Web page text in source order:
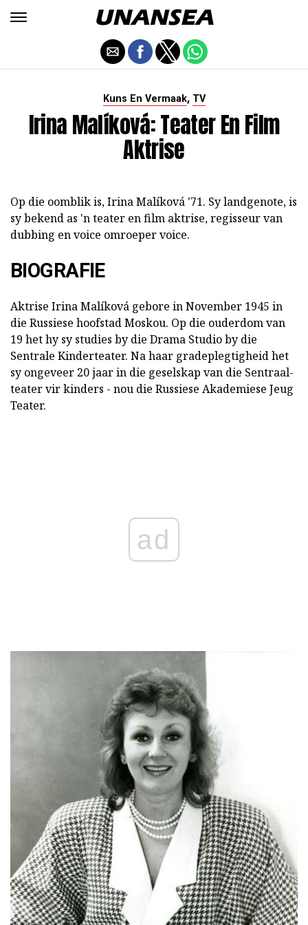
Kuns En Vermaak, TV
Irina Malíková: Teater En Film
Aktrise
Op die oomblik is, Irina Malíková '71. Sy landgenote, is
sy bekend as 'n teater en film aktrise, regisseur van
dubbing en voice omroeper voice.
BIOGRAFIE
Aktrise Irina Malíková gebore in November 1945 in
die Russiese hoofstad Moskou. Op die ouderdom van
19 het hy sy studies by die Drama Studio by die
Sentrale Kinderteater. Na haar gradeplegtigheid het
sy ongeveer 20 jaar in die geselskap van die Sentraal-
teater vir kinders - nou die Russiese Akademiese Jeug
Teater.
ad